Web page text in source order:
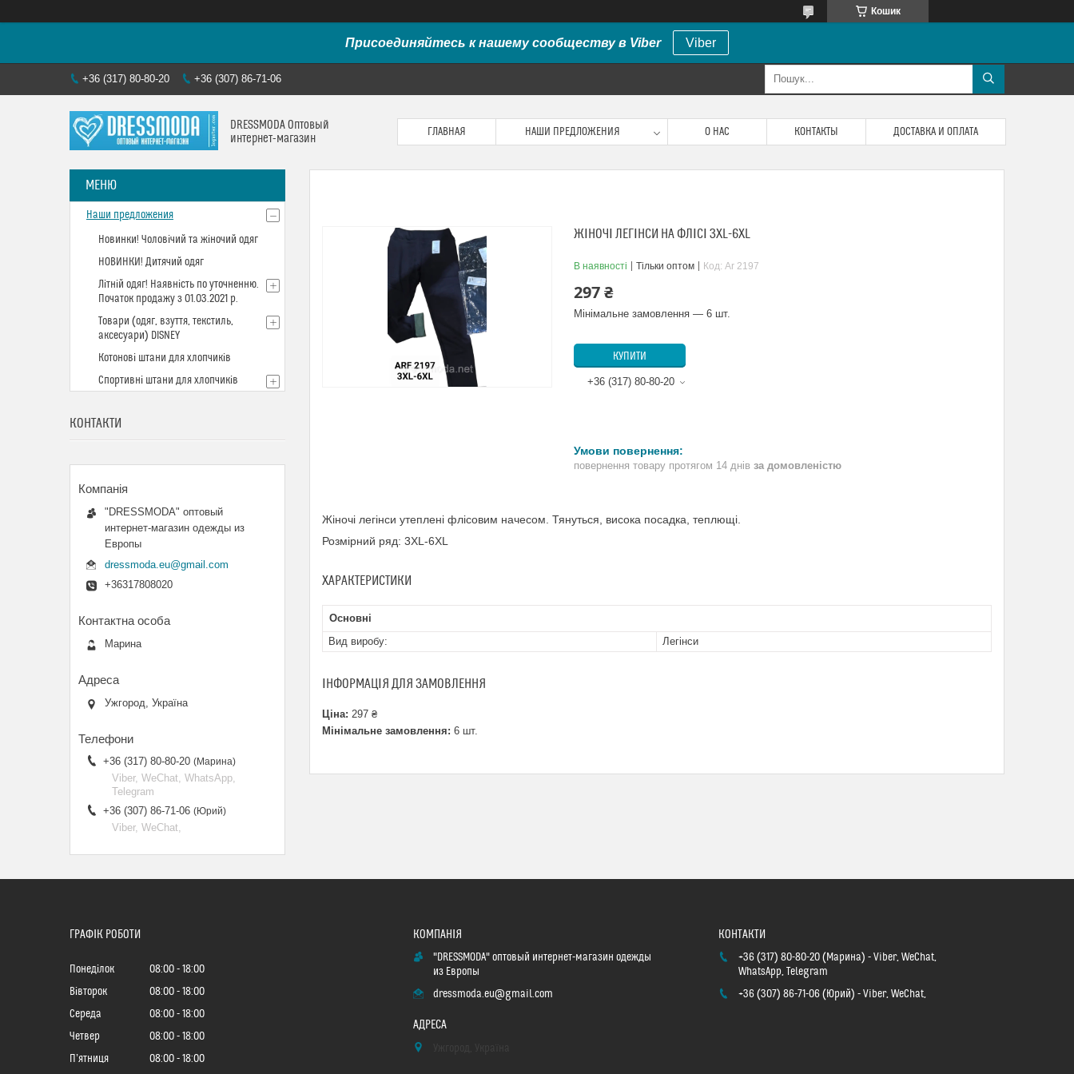
Кошик
Присоединяйтесь к нашему сообществу в Viber Viber
+36 (317) 80-80-20 +36 (307) 86-71-06
DRESSMODA Оптовый
интернет-магазин
ГЛАВНАЯ НАШИ ПРЕДЛОЖЕНИЯ О НАС КОНТАКТЫ ДОСТАВКА И ОПЛАТА
ЖІНОЧІ ЛЕГІНСИ НА ФЛІСІ 3XL-6XL
В наявності Тільки оптом Код: Ar 2197
297 ₴
Мінімальне замовлення — 6 шт.
КУПИТИ
+36 (317) 80-80-20
повернення товару протягом 14 днів за домовленістю
Жіночі легінси утеплені флісовим начесом. Тянуться, висока посадка, теплющі.
Розмірний ряд: 3XL-6XL
ХАРАКТЕРИСТИКИ
Основні
Вид виробу:
Легінси
ІНФОРМАЦІЯ ДЛЯ ЗАМОВЛЕННЯ
Ціна: 297 ₴
Мінімальне замовлення: 6 шт.
Наши предложения
Новинки! Чоловічий та жіночий одяг
НОВИНКИ! Дитячий одяг
Літній одяг! Наявність по уточненню.
Початок продажу з 01.03.2021 р.
Товари (одяг, взуття, текстиль,
аксесуари) DISNEY
Котонові штани для хлопчиків
Спортивні штани для хлопчиків
КОНТАКТИ
"DRESSMODA" оптовый
интернет-магазин одежды из
Европы
dressmoda.eu@gmail.com
+36317808020
Марина
Ужгород, Україна
+36 (317) 80-80-20 Марина
Viber, WeChat, WhatsApp,
Telegram
+36 (307) 86-71-06
Юрий
Viber, WeChat,
ГРАФІК РОБОТИ
Понеділок 08:00
18:00
Вівторок
08:00
18:00
Середа
08:00
18:00
Четвер
08:00
18:00
Пʼятниця
08:00 18:00
"DRESSMODA" оптовый интернет-магазин одежды
из Европы
dressmoda.eu@gmail.com
+36 (317) 80-80-20 Марина
Viber, WeChat,
WhatsApp, Telegram
+36 (307) 86-71-06
Юрий Viber, WeChat,